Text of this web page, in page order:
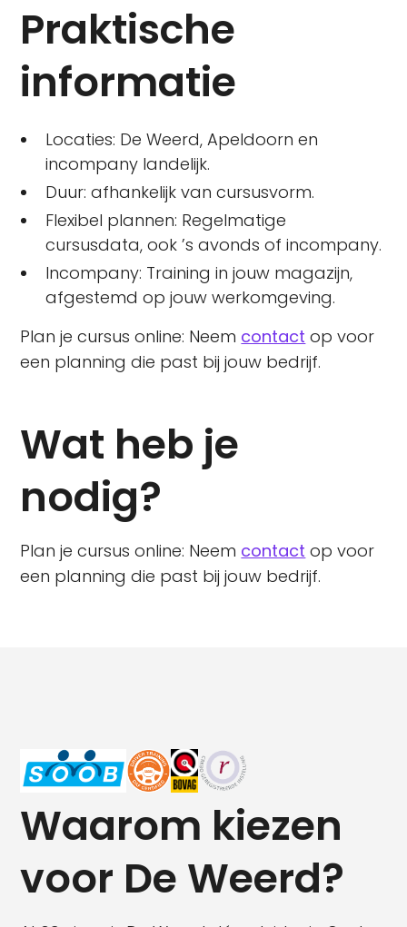
Praktische
informatie
Locaties: De Weerd, Apeldoorn en
incompany landelijk.
Duur: afhankelijk van cursusvorm.
Flexibel plannen: Regelmatige
cursusdata, ook ’s avonds of incompany.
Incompany: Training in jouw magazijn,
afgestemd op jouw werkomgeving.
Plan je cursus online: Neem contact op voor
een planning die past bij jouw bedrijf.
Wat heb je
nodig?
Plan je cursus online: Neem contact op voor
een planning die past bij jouw bedrijf.
Waarom kiezen
voor De Weerd?